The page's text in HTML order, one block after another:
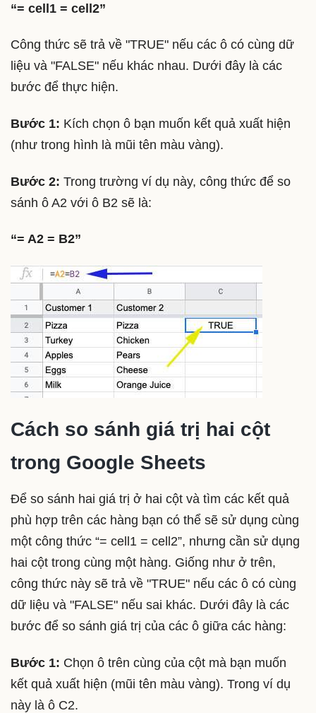
“= cell1 = cell2”
Công thức sẽ trả về "TRUE" nếu các ô có cùng dữ
liệu và "FALSE" nếu khác nhau. Dưới đây là các
bước để thực hiện.
Bước 1: Kích chọn ô bạn muốn kết quả xuất hiện
(như trong hình là mũi tên màu vàng).
Bước 2: Trong trường ví dụ này, công thức để so
sánh ô A2 với ô B2 sẽ là:
“= A2 = B2”
Cách so sánh giá trị hai cột
trong Google Sheets
Để so sánh hai giá trị ở hai cột và tìm các kết quả
phù hợp trên các hàng bạn có thể sẽ sử dụng cùng
một công thức “= cell1 = cell2”, nhưng cần sử dụng
hai cột trong cùng một hàng. Giống như ở trên,
công thức này sẽ trả về "TRUE" nếu các ô có cùng
dữ liệu và "FALSE" nếu sai khác. Dưới đây là các
bước để so sánh giá trị của các ô giữa các hàng:
Bước 1: Chọn ô trên cùng của cột mà bạn muốn
kết quả xuất hiện (mũi tên màu vàng). Trong ví dụ
này là ô C2.